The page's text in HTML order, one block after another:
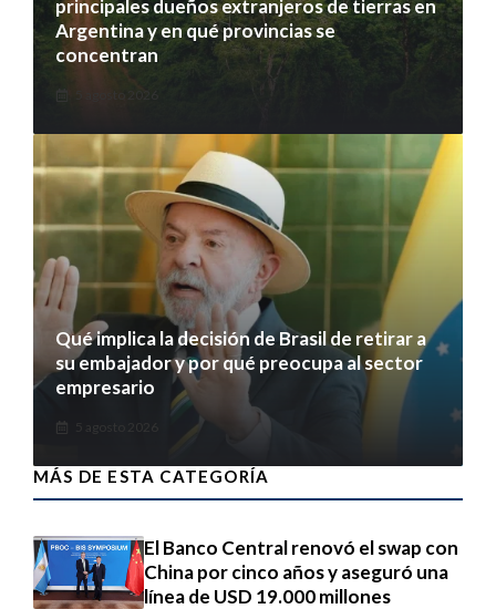
principales dueños extranjeros de tierras en
Argentina y en qué provincias se
concentran
Qué implica la decisión de Brasil de retirar a
su embajador y por qué preocupa al sector
empresario
5 agosto 2026
MÁS DE ESTA CATEGORÍA
El Banco Central renovó el swap con
China por cinco años y aseguró una
línea de USD 19.000 millones